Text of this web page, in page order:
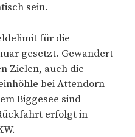
sein.
für die
gesetzt. Gewandert
Zielen, auch die
bei Attendorn
Biggesee sind
erfolgt in